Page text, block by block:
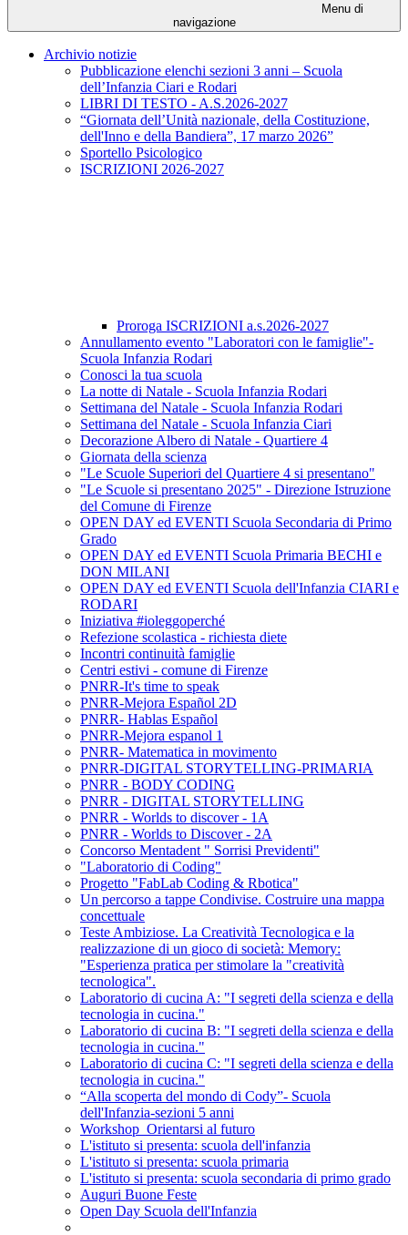
Menu di
navigazione
Archivio notizie
Pubblicazione elenchi sezioni 3 anni – Scuola
dell’Infanzia Ciari e Rodari
LIBRI DI TESTO - A.S.2026-2027
“Giornata dell’Unità nazionale, della Costituzione,
dell'Inno e della Bandiera”, 17 marzo 2026”
Sportello Psicologico
ISCRIZIONI 2026-2027
Proroga ISCRIZIONI a.s.2026-2027
Annullamento evento "Laboratori con le famiglie"-
Scuola Infanzia Rodari
Conosci la tua scuola
La notte di Natale - Scuola Infanzia Rodari
Settimana del Natale - Scuola Infanzia Rodari
Settimana del Natale - Scuola Infanzia Ciari
Decorazione Albero di Natale - Quartiere 4
Giornata della scienza
"Le Scuole Superiori del Quartiere 4 si presentano"
"Le Scuole si presentano 2025" - Direzione Istruzione
del Comune di Firenze
OPEN DAY ed EVENTI Scuola Secondaria di Primo
Grado
OPEN DAY ed EVENTI Scuola Primaria BECHI e
DON MILANI
OPEN DAY ed EVENTI Scuola dell'Infanzia CIARI e
RODARI
Iniziativa #ioleggoperché
Refezione scolastica - richiesta diete
Incontri continuità famiglie
Centri estivi - comune di Firenze
PNRR-It's time to speak
PNRR-Mejora Español 2D
PNRR- Hablas Español
PNRR-Mejora espanol 1
PNRR- Matematica in movimento
PNRR-DIGITAL STORYTELLING-PRIMARIA
PNRR - BODY CODING
PNRR - DIGITAL STORYTELLING
PNRR - Worlds to discover - 1A
PNRR - Worlds to Discover - 2A
Concorso Mentadent " Sorrisi Previdenti"
"Laboratorio di Coding"
Progetto "FabLab Coding & Rbotica"
Un percorso a tappe Condivise. Costruire una mappa
concettuale
Teste Ambiziose. La Creatività Tecnologica e la
realizzazione di un gioco di società: Memory:
"Esperienza pratica per stimolare la "creatività
tecnologica".
Laboratorio di cucina A: "I segreti della scienza e della
tecnologia in cucina."
Laboratorio di cucina B: "I segreti della scienza e della
tecnologia in cucina."
Laboratorio di cucina C: "I segreti della scienza e della
tecnologia in cucina."
“Alla scoperta del mondo di Cody”- Scuola
dell'Infanzia-sezioni 5 anni
Workshop_Orientarsi al futuro
L'istituto si presenta: scuola dell'infanzia
L'istituto si presenta: scuola primaria
L'istituto si presenta: scuola secondaria di primo grado
Auguri Buone Feste
Open Day Scuola dell'Infanzia